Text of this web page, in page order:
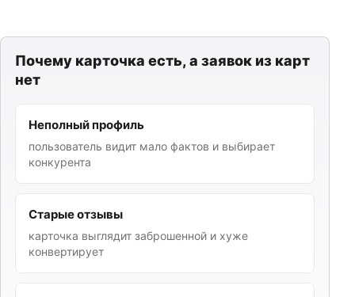
Почему карточка есть, а заявок из карт
нет
Неполный профиль
пользователь видит мало фактов и выбирает
конкурента
Старые отзывы
карточка выглядит заброшенной и хуже
конвертирует